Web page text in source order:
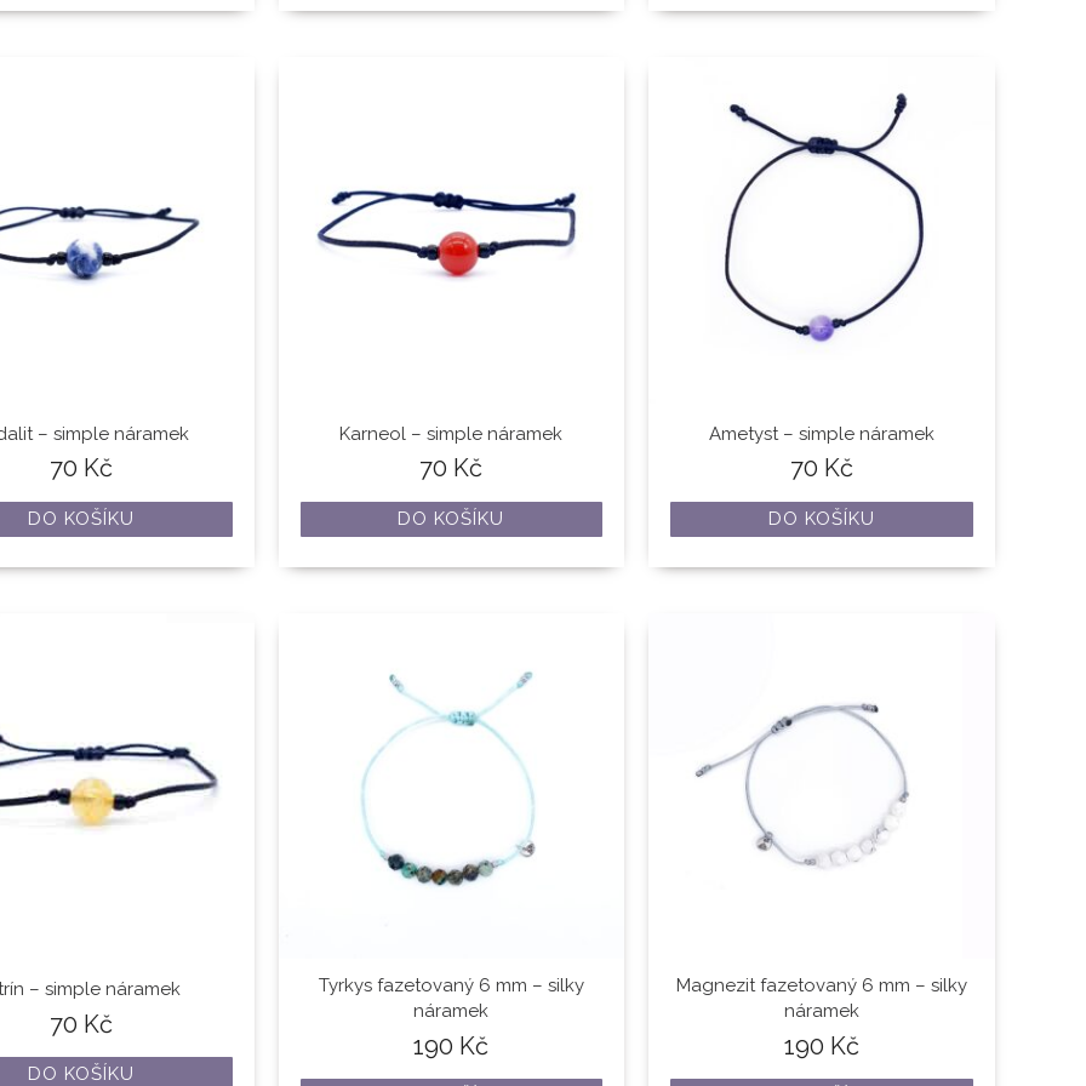
– simple náramek
70 Kč
DO KOŠÍKU
Karneol – simple náramek
70 Kč
DO KOŠÍKU
Ametyst – simple náramek
70 Kč
DO KOŠÍKU
– simple náramek
70 Kč
DO KOŠÍKU
Tyrkys fazetovaný 6 mm – silky
náramek
190 Kč
Magnezit fazetovaný 6 mm – silky
náramek
190 Kč